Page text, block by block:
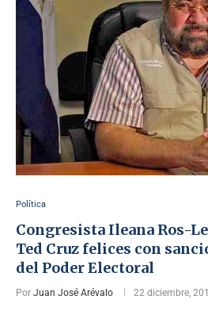
Política
Congresista Ileana Ros-
Ted Cruz felices con
del Poder Electoral
Por Juan José Arévalo 22 diciembre,